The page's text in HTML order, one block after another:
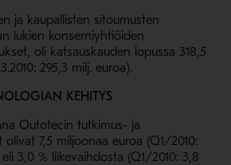
ja kaupallisten sitoumusten
lukien konserniyhtiöiden
oli katsauskauden lopussa 318,5
295,3 milj. euroa).
KEHITYS
Outotecin tutkimus- ja
olivat 7,5 miljoonaa euroa (Q1/2010:
3,0 % liikevaihdosta (Q1/2010: 3,8